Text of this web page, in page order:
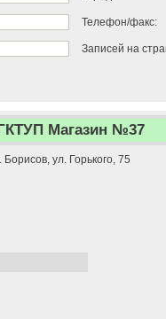
Телефон/факс:
Записей на
Магазин №37
ул. Горького, 75